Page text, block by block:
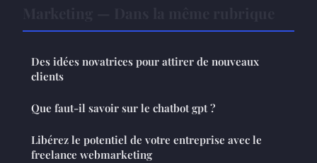
Des idées novatrices pour attirer de nouveaux
clients
Que faut-il savoir sur le chatbot gpt ?
Libérez le potentiel de votre entreprise avec le
freelance webmarketing